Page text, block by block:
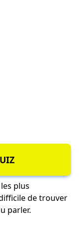
plus
de trouver
parler.